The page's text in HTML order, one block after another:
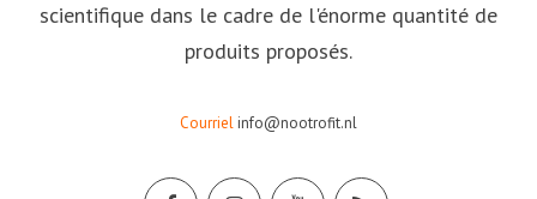
scientifique dans le cadre de l'énorme quantité de
produits proposés.
Courrielinfo@nootrofit.nl